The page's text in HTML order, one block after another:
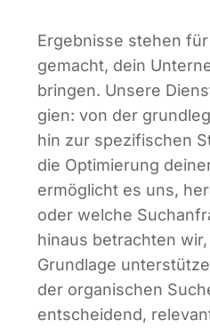
Ergeb­nis­se ste­hen
gemacht, dein
brin­gen. Unse­re
gien: von der
hin zur spe­zi­fi­schen
die Opti­mie­rung
ermög­licht es uns,
oder wel­che
hin­aus betrach­ten
Grund­la­ge
der orga­ni­schen
ent­schei­dend,